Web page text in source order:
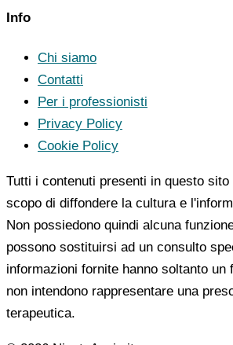
Info
Chi siamo
Contatti
Per i professionisti
Privacy Policy
Cookie Policy
Tutti i contenuti presenti in questo
scopo di diffondere la cultura e
Non possiedono quindi alcuna
possono sostituirsi ad un consulto
informazioni fornite hanno soltanto un
non intendono rappresentare una
terapeutica.